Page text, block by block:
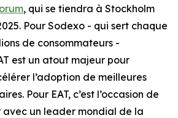
, qui se tiendra à Stockholm
Pour Sodexo - qui sert chaque
de consommateurs -
est un atout majeur pour
l’adoption de meilleures
Pour EAT, c’est l’occasion de
un leader mondial de la